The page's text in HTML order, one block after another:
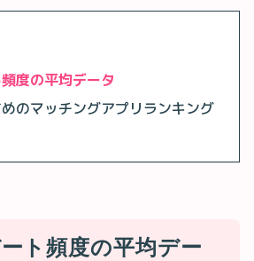
度の平均データ
のマッチングアプリランキング
ト頻度の平均デー